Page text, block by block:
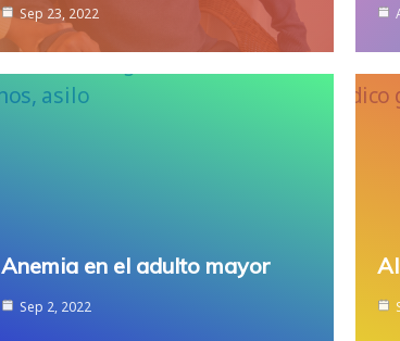
Sep 23, 2022
Anemia en el adulto mayor
Sep 2, 2022